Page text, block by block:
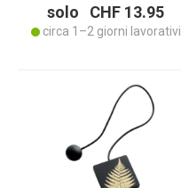
solo CHF 13.95
circa 1–2 giorni lavorativi